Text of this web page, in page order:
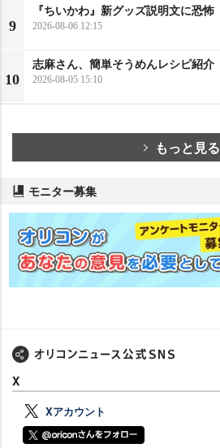
9
『ちいかわ』新グッズ説明文に恐怖
2026-08-06 12:15
10
志麻さん、簡単そうめんレシピ紹介
2026-08-05 15:10
もっと見る
モニター募集
X
Xアカウント